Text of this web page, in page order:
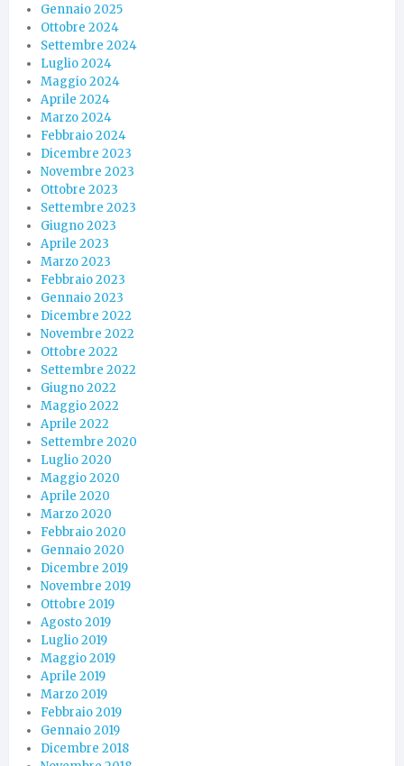
Gennaio 2025
Ottobre 2024
Settembre 2024
Luglio 2024
Maggio 2024
Aprile 2024
Marzo 2024
Febbraio 2024
Dicembre 2023
Novembre 2023
Ottobre 2023
Settembre 2023
Giugno 2023
Aprile 2023
Marzo 2023
Febbraio 2023
Gennaio 2023
Dicembre 2022
Novembre 2022
Ottobre 2022
Settembre 2022
Giugno 2022
Maggio 2022
Aprile 2022
Settembre 2020
Luglio 2020
Maggio 2020
Aprile 2020
Marzo 2020
Febbraio 2020
Gennaio 2020
Dicembre 2019
Novembre 2019
Ottobre 2019
Agosto 2019
Luglio 2019
Maggio 2019
Aprile 2019
Marzo 2019
Febbraio 2019
Gennaio 2019
Dicembre 2018